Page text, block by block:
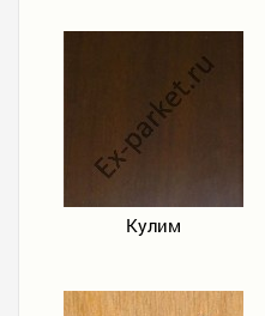
Кулим